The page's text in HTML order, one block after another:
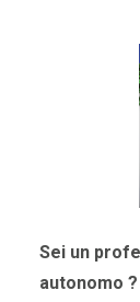
Sei un
autonomo